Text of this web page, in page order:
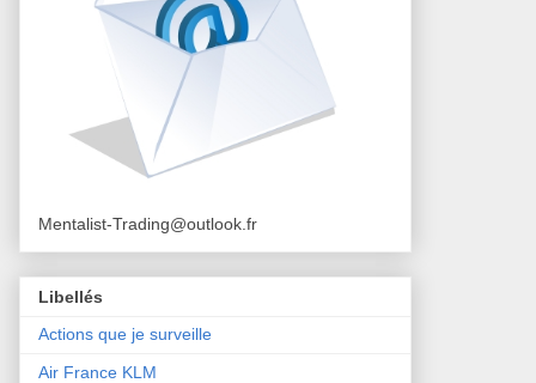
Mentalist-Trading@outlook.fr
Libellés
Actions que je surveille
Air France KLM